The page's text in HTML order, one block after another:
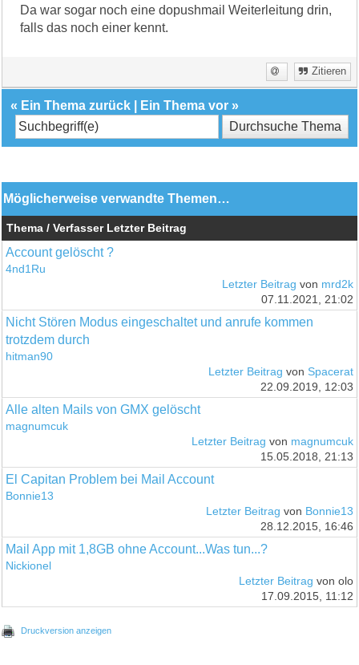
Da war sogar noch eine dopushmail Weiterleitung drin,
falls das noch einer kennt.
Zitieren
« Ein Thema zurück Ein Thema vor »
Möglicherweise verwandte Themen…
Thema / Verfasser Letzter Beitrag
Account gelöscht ?
4nd1Ru
Letzter Beitrag von mrd2k
07.11.2021, 21:02
Nicht Stören Modus eingeschaltet und anrufe kommen
trotzdem durch
hitman90
Letzter Beitrag von Spacerat
22.09.2019, 12:03
Alle alten Mails von GMX gelöscht
magnumcuk
Letzter Beitrag von magnumcuk
15.05.2018, 21:13
El Capitan Problem bei Mail Account
Bonnie13
Letzter Beitrag von Bonnie13
28.12.2015, 16:46
Mail App mit 1,8GB ohne Account...Was tun...?
Nickionel
Letzter Beitrag von olo
17.09.2015, 11:12
Druckversion anzeigen